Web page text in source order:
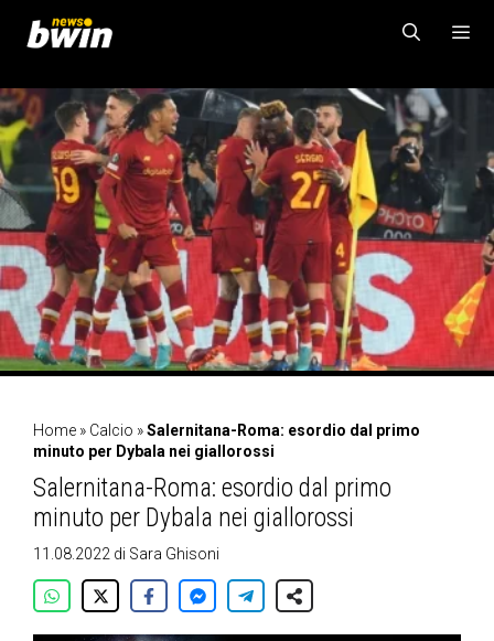
contenuto
Home » Calcio »Salernitana-Roma: esordio dal primo
minuto per Dybala nei giallorossi
Salernitana-Roma: esordio dal primo
minuto per Dybala nei giallorossi
11.08.2022 di Sara Ghisoni